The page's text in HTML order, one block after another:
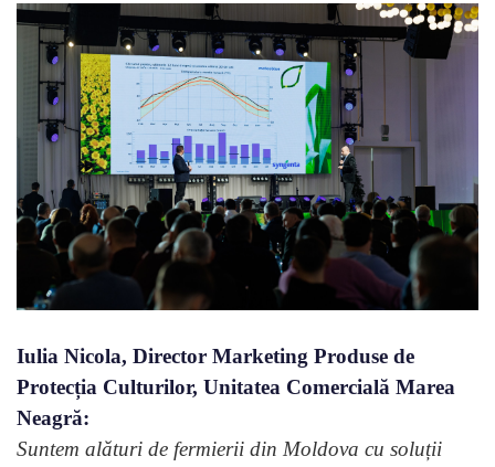
Iulia Nicola, Director Marketing Produse de
Protecția Culturilor, Unitatea Comercială Marea
Neagră:
Suntem alături de fermierii din Moldova cu soluții